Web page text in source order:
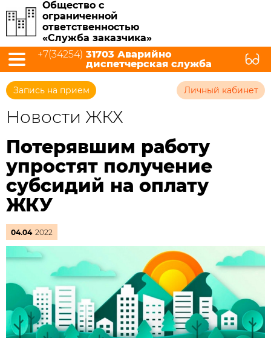
Общество с
ограниченной
ответственностью
«Служба заказчика»
+7(34254) 31703 Аварийно
диспетчерская служба
Запись на прием Личный кабинет
Новости ЖКХ
Потерявшим работу
упростят получение
субсидий на оплату
ЖКУ
04.04 2022